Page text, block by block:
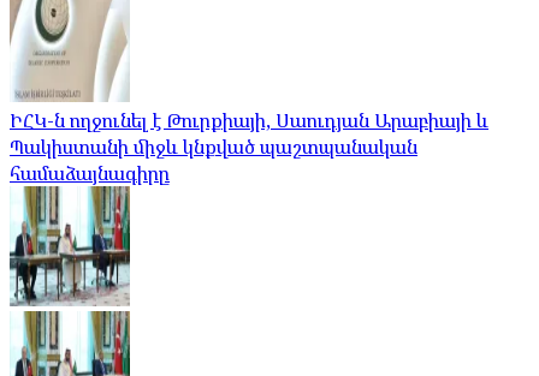
ԻՀԿ-ն ողջունել է Թուրքիայի, Սաուդյան Արաբիայի և
Պակիստանի միջև կնքված պաշտպանական
համաձայնագիրը